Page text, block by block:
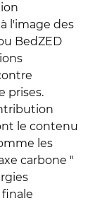
l'image des
BedZED
prises.
le contenu
les
carbone "